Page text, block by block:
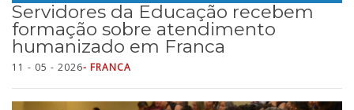
Servidores da Educação recebem
formação sobre atendimento
humanizado em Franca
11 - 05 - 2026- FRANCA